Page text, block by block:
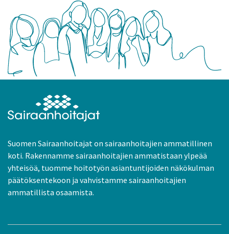
Suomen Sairaanhoitajat on sairaanhoitajien ammatillinen
koti. Rakennamme sairaanhoitajien ammatistaan ylpeää
yhteisöä, tuomme hoitotyön asiantuntijoiden näkökulman
päätöksentekoon ja vahvistamme sairaanhoitajien
ammatillista osaamista.